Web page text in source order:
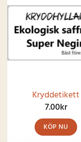
Kryddetikett
7.00kr
KÖP NU